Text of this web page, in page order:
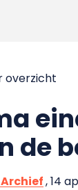
overzicht
de
, 14